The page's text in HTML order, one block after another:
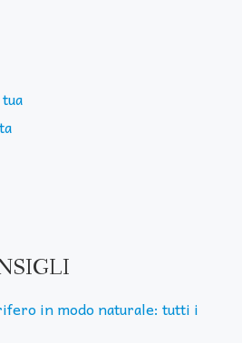
in modo naturale: tutti i